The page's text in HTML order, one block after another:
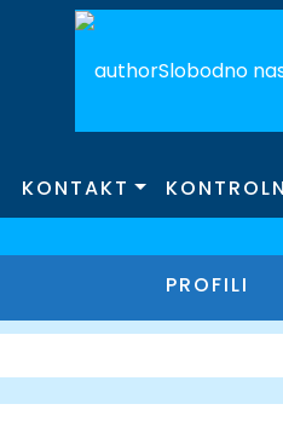
Slobodno
KONTAKT
PROFILI